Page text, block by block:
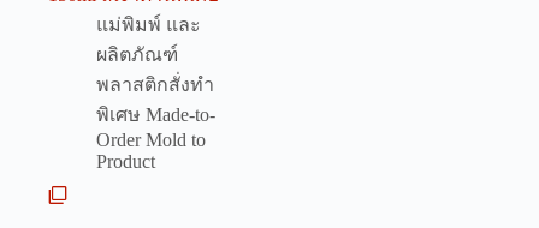
แม่พิมพ์ และ
ผลิตภัณฑ์
พลาสติกสั่งทำ
พิเศษ Made-to-
Order Mold to
Product